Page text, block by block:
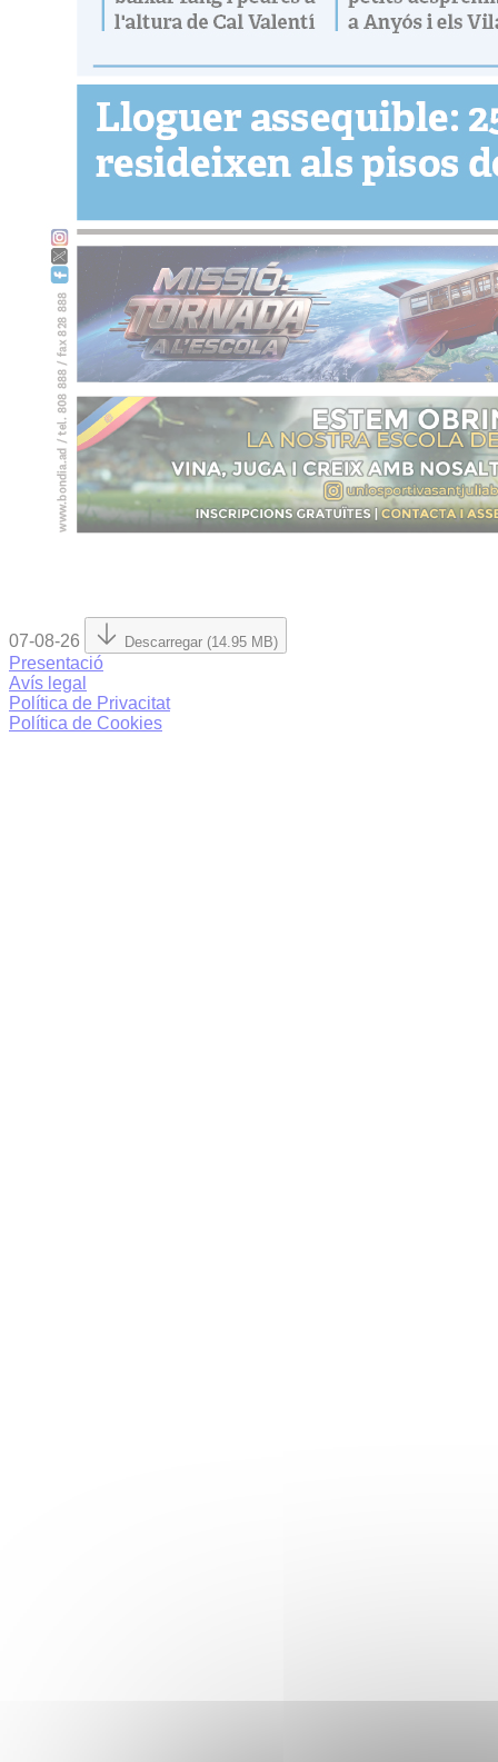
07-08-26 Descarregar (14.95 MB)
Presentació
Avís legal
Política de Privacitat
Política de Cookies